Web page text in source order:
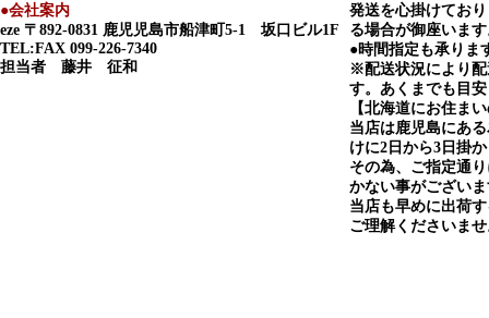
●会社案内
eze 〒892-0831 鹿児児島市船津町5-1 坂口ビル1F
TEL:FAX 099-226-7340
担当者 藤井 征和
発送を心掛けてお
る場合が御座いま
●時間指定も承りま
※配送状況により
す。あくまでも目
【北海道にお住ま
当店は鹿児島にあ
けに2日から3日掛
その為、ご指定通
かない事がござい
当店も早めに出荷
ご理解くださいま